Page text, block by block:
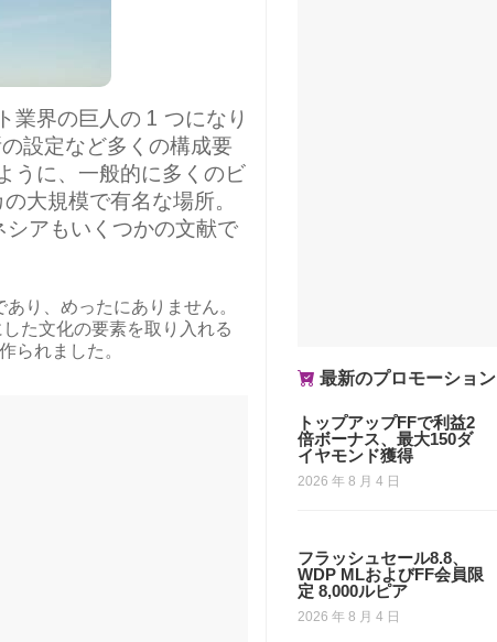
業界の巨人の 1 つになり
設定など多くの構成要
うに、一般的に多くのビ
大規模で有名な場所。
シアもいくつかの文献で
り、めったにありません。
た文化の要素を取り入れる
られました。
最新のプロモーション
トップアップFFで利益2
倍ボーナス、最大150ダ
イヤモンド獲得
2026 年 8 月 4 日
フラッシュセール8.8、
WDP MLおよびFF会員限
定 8,000ルピア
2026 年 8 月 4 日